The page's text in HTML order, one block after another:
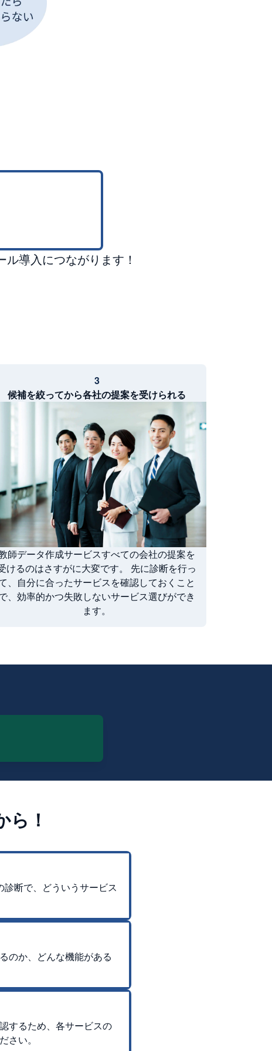
導入につながります！
3
候補を絞ってから各社の提案を受けられる
師データ作成サービスすべての会社の提案を
けるのはさすがに大変です。 先に診断を行っ
、自分に合ったサービスを確認しておくこと
、効率的かつ失敗しないサービス選びができ
ます。
ら！
断で、どういうサービス
のか、どんな機能がある
するため、各サービスの
さい。